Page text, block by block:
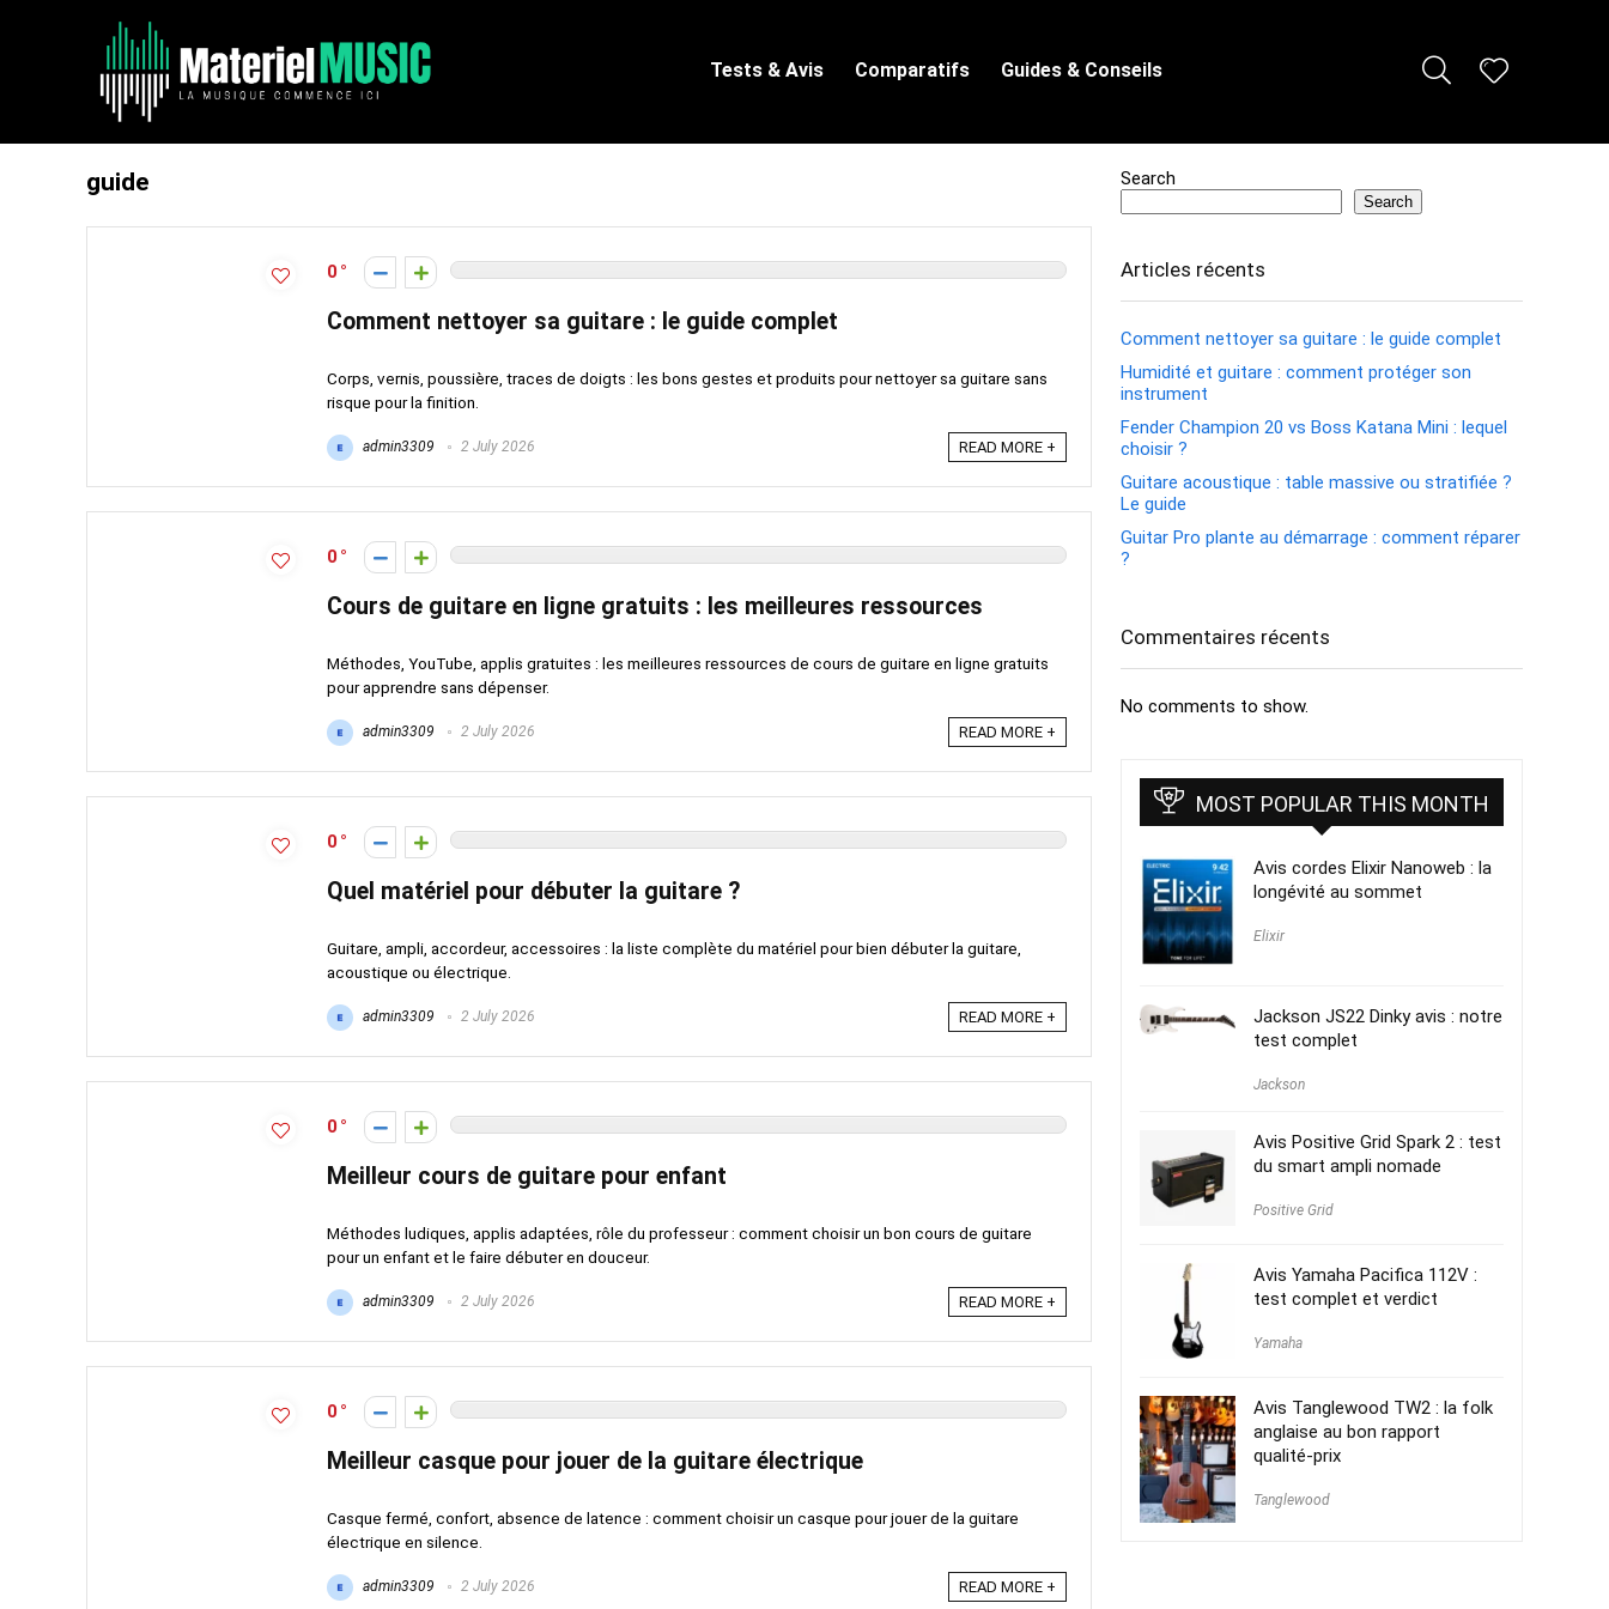
Tests & Avis Comparatifs Guides & Conseils
guide
0
Comment nettoyer sa guitare : le guide complet
Corps, vernis, poussière, traces de doigts : les bons gestes et produits pour nettoyer sa guitare sans
risque pour la finition.
admin3309 2 July 2026 READ MORE +
0
Cours de guitare en ligne gratuits : les meilleures ressources
Méthodes, YouTube, applis gratuites : les meilleures ressources de cours de guitare en ligne gratuits
pour apprendre sans dépenser.
admin3309 2 July 2026 READ MORE +
0
Quel matériel pour débuter la guitare ?
Guitare, ampli, accordeur, accessoires : la liste complète du matériel pour bien débuter la guitare,
acoustique ou électrique.
admin3309 2 July 2026 READ MORE +
0
Meilleur cours de guitare pour enfant
Méthodes ludiques, applis adaptées, rôle du professeur : comment choisir un bon cours de guitare
pour un enfant et le faire débuter en douceur.
admin3309 2 July 2026 READ MORE +
0
Meilleur casque pour jouer de la guitare électrique
Casque fermé, confort, absence de latence : comment choisir un casque pour jouer de la guitare
électrique en silence.
admin3309 2 July 2026 READ MORE +
Search
Search
Articles récents
Comment nettoyer sa guitare : le guide complet
Humidité et guitare : comment protéger son
instrument
Fender Champion 20 vs Boss Katana Mini : lequel
choisir ?
Guitare acoustique : table massive ou stratifiée ?
Le guide
Guitar Pro plante au démarrage : comment réparer
?
Commentaires récents
No comments to show.
MOST POPULAR THIS MONTH
Avis cordes Elixir Nanoweb : la
longévité au sommet
Elixir
Jackson JS22 Dinky avis : notre
test complet
Jackson
Avis Positive Grid Spark 2 : test
du smart ampli nomade
Positive Grid
Avis Yamaha Pacifica 112V :
test complet et verdict
Yamaha
Avis Tanglewood TW2 : la folk
anglaise au bon rapport
qualité-prix
Tanglewood